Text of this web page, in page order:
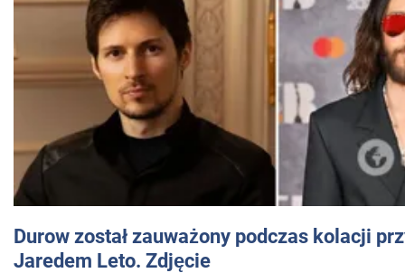
Durow został zauważony podczas kolacji
Jaredem Leto. Zdjęcie